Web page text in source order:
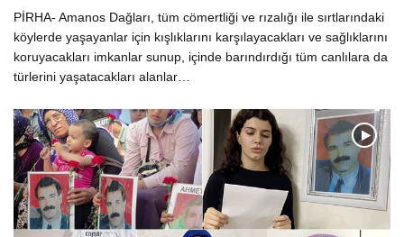
PİRHA- Amanos Dağları, tüm cömertliği ve rızalığı ile sırtlarındaki
köylerde yaşayanlar için kışlıklarını karşılayacakları ve sağlıklarını
koruyacakları imkanlar sunup, içinde barındırdığı tüm canlılara da
türlerini yaşatacakları alanlar…